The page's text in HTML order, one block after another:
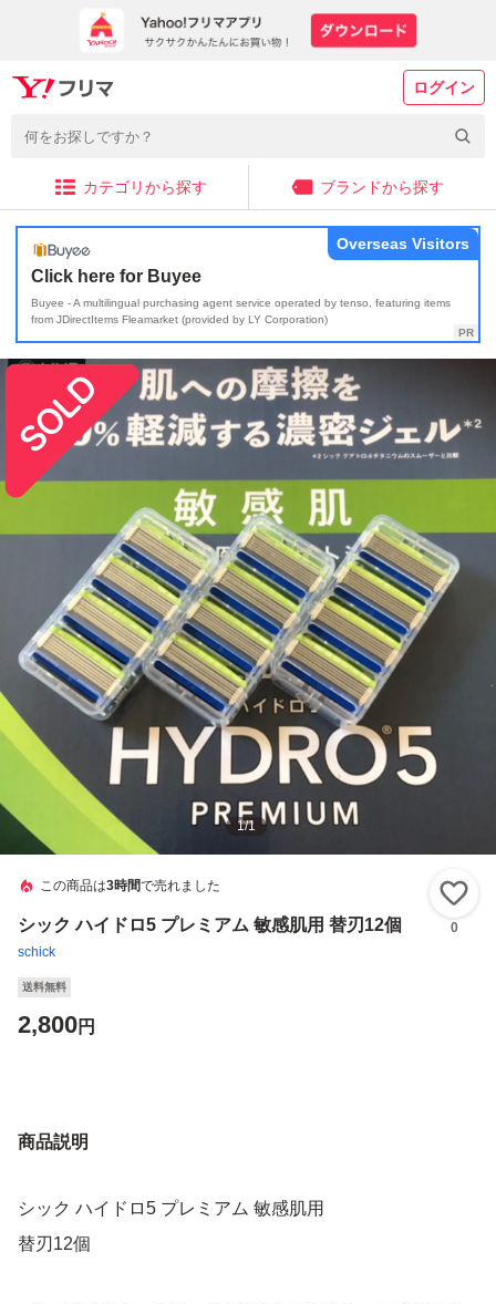
ログイン
カテゴリから探す ブランドから探す
Click here for Buyee
Buyee - A multilingual purchasing agent service operated by tenso, featuring items
from JDirectItems Fleamarket (provided by LY Corporation)
Overseas Visitors
1/1
この商品は3時間で売れました
シック ハイドロ5 プレミアム 敏感肌用 替刃12個
schick
0
送料無料
2,800円
商品説明
シック ハイドロ5 プレミアム 敏感肌用
替刃12個